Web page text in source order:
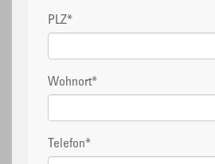
PLZ*
Wohnort*
Telefon*